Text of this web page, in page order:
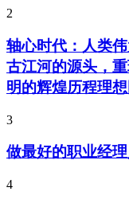
2
轴心时代：人类
古江河的源头，
明的辉煌历程理想
3
做最好的职业经
4